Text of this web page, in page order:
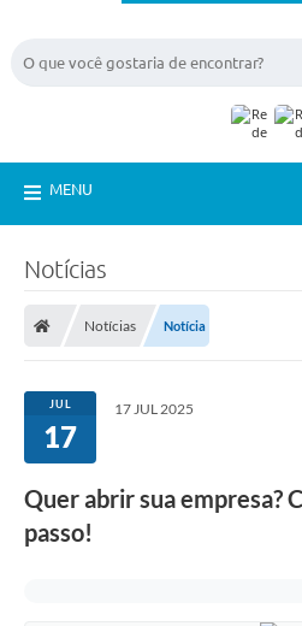
MENU
Notícias
Notícias Notícia
JUL
17
17 JUL 2025
Quer abrir sua empresa?
passo!